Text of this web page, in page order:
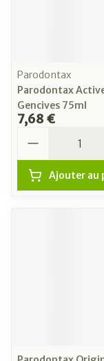
Parodontax
Parodontax
Gencives 75ml
7,68 €
Ajouter au